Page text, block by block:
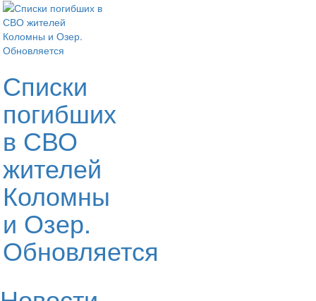
Списки
погибших
в СВО
жителей
Коломны
и Озер.
Обновляется